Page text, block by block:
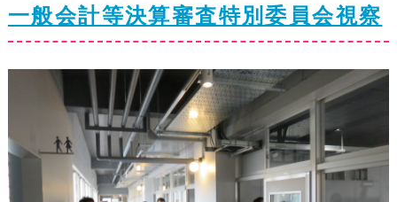
一般会計等決算審査特別委員会視察